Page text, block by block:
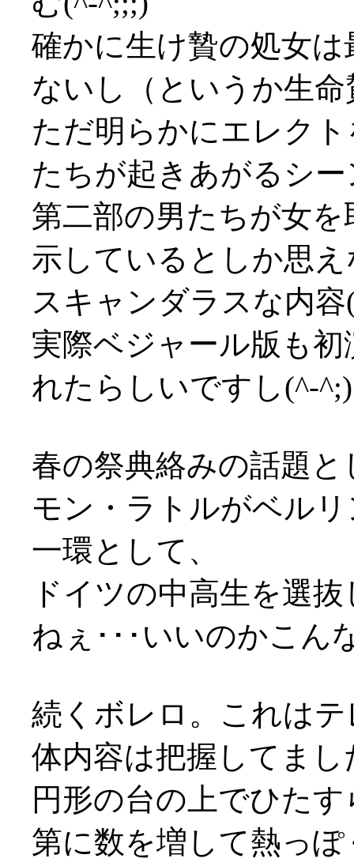
確かに生け贄の処女
ないし（というか生
ただ明らかにエレク
たちが起きあがるシ
第二部の男たちが女
示しているとしか思
スキャンダラスな内容
実際ベジャール版も
れたらしいですし(^-^;)
春の祭典絡みの話題
モン・ラトルがベル
一環として、
ドイツの中高生を選
ねぇ･･･いいのかこん
続くボレロ。これは
体内容は把握してまし
円形の台の上でひた
第に数を増して熱っ